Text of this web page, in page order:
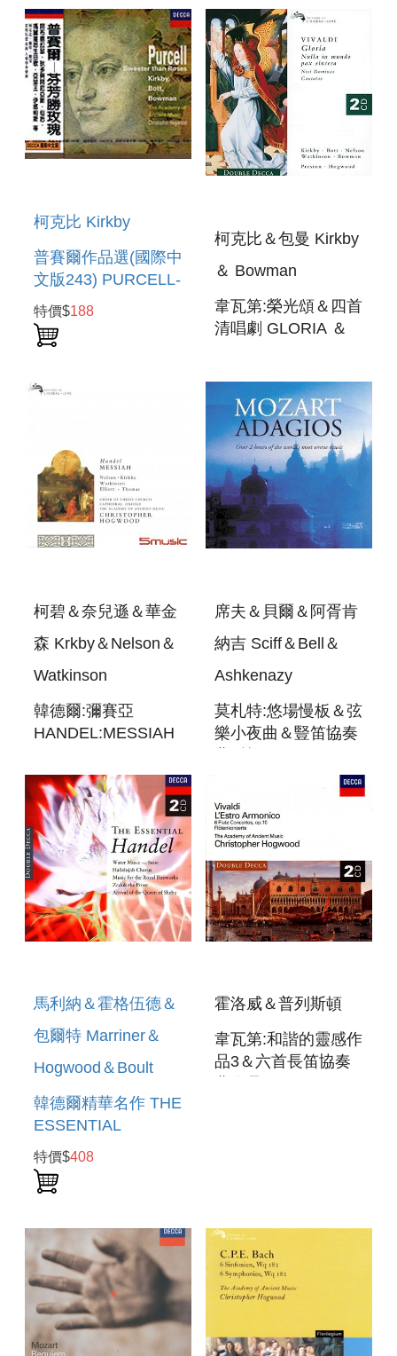
柯克比 Kirkby
普賽爾作品選(國際中
文版243) PURCELL-
SWEETER THAN
ROSES
特價$188
柯克比＆包曼 Kirkby
＆ Bowman
韋瓦第:榮光頌＆四首
清唱劇 GLORIA ＆
柯碧＆奈兒遜＆華金
森 Krkby＆Nelson＆
Watkinson
韓德爾:彌賽亞
HANDEL:MESSIAH
席夫＆貝爾＆阿胥肯
納吉 Sciff＆Bell＆
Ashkenazy
莫札特:悠場慢板＆弦
樂小夜曲＆豎笛協奏
MOZART:ADAGIOS
馬利納＆霍格伍德＆
包爾特 Marriner＆
Hogwood＆Boult
韓德爾精華名作 THE
ESSENTIAL
HANDEL
特價$408
霍洛威＆普列斯頓
韋瓦第:和諧的靈感作
品3＆六首長笛協奏